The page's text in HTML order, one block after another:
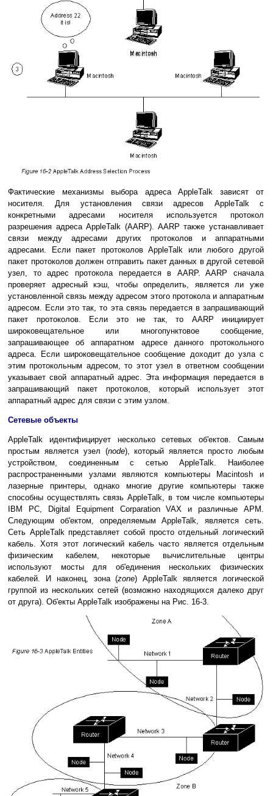
Фактические механизмы выбора адреса AppleTalk зависят от
носителя. Для установления связи адресов AppleTalk с
конкретными адресами носителя используется протокoл
разрешения адреса AppleTalk (AARP). AARP также устанавливает
связи между адресами других протоколов и аппаратными
адресами. Если пакет протоколов AppleTalk или любого другой
пакет протоколов должен отправить пакет данных в другой сетевой
узел, то адрес протокола передается в AARP. AARP сначала
проверяет адресный кэш, чтобы определить, является ли уже
установленной связь между адресом этого протокола и аппаратным
адресом. Если это так, то эта связь передается в запрашивающий
пакет протоколов. Если это не так, то AARP инициирует
широковещательное или многопунктовое сообщение,
запрашивающее об аппаратном адресе данного протокольного
адреса. Если широковещательное сообщение доходит до узла с
этим протокольным адресом, то этот узел в ответном сообщении
указывает свой аппаратный адрес. Эта информация передается в
запрашивающий пакет протоколов, который использует этот
аппаратный адрес для связи с этим узлом.
Сетевые объекты
AppleTalk идентифицирует несколько сетевых об'ектов. Самым
простым является узел (node), который является просто любым
устройством, соединенным с сетью AppleTalk. Наиболее
распространенными узлами являются компьютеры Macintosh и
лазерные принтеры, однако многие другие компьютеры также
способны осуществлять связь AppleTalk, в том числе компьютеры
IBM PC, Digital Equipment Corparation VAX и различные АРМ.
Следующим об'ектом, определяемым AppleTalk, является сеть.
Сеть AppleTalk представляет собой просто отдельный логический
кабель. Хотя этот логический кабель часто является отдельным
физическим кабелем, некоторые вычислительные центры
используют мосты для об'единения нескольких физических
кабелей. И наконец, зона (zone) АppleTalk является логической
группой из нескольких сетей (возможно находящихся далеко друг
от друга). Об'екты AppleTalk изображены на Рис. 16-3.